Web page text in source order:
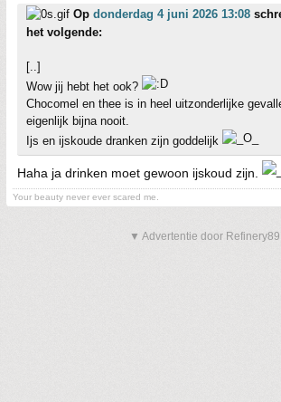
Op donderdag 4 juni 2026 13:08
het volgende:
[..]
Wow jij hebt het ook?
Chocomel en thee is in heel uitzonderlijke
eigenlijk bijna nooit.
Ijs en ijskoude dranken zijn goddelijk
Haha ja drinken moet gewoon ijskoud zijn.
Your beauty never ever scared me.
▼ Advertentie door Refinery89